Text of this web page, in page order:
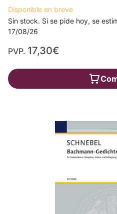
Disponible en breve
Sin stock. Si se pide hoy, se
17/08/26
PVP. 17,30€